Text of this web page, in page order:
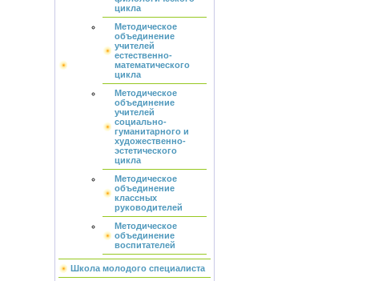
цикла
Методическое
объединение
учителей
естественно-
математического
цикла
Методическое
объединение
учителей
социально-
гуманитарного и
художественно-
эстетического
цикла
Методическое
объединение
классных
руководителей
Методическое
объединение
воспитателей
Школа молодого специалиста